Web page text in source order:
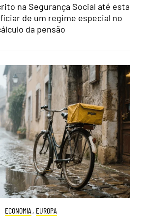
na Segurança Social até esta
de um regime especial no
da pensão
ECONOMIA , EUROPA